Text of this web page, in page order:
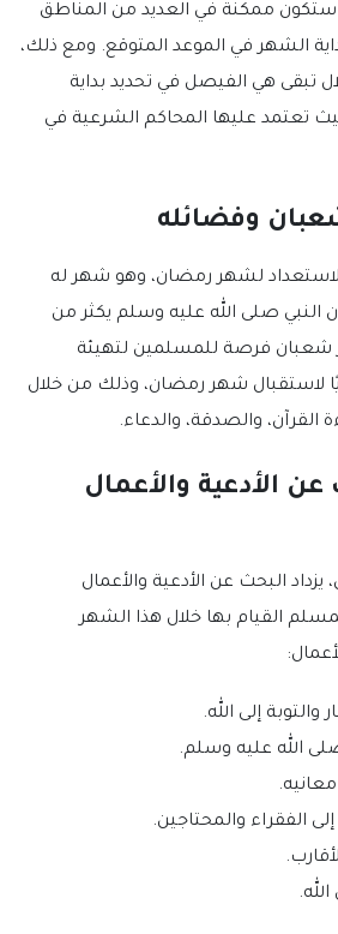
ممكنة في العديد من المناطق
الشهر في الموعد المتوقع. ومع ذلك،
تبقى هي الفيصل في تحديد بداية
تعتمد عليها المحاكم الشرعية في
وفضائله
لشهر رمضان، وهو شهر له
صلى الله عليه وسلم يكثر من
شعبان فرصة للمسلمين لتهيئة
لاستقبال شهر رمضان، وذلك من خلال
القرآن، والصدقة، والدعاء.
الأدعية والأعمال
البحث عن الأدعية والأعمال
القيام بها خلال هذا الشهر
والتوبة إلى الله.
الله عليه وسلم.
الفقراء والمحتاجين.